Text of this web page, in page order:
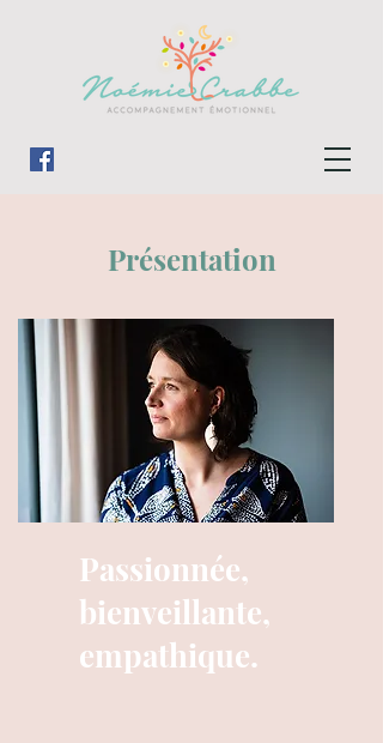
Présentation
Passionnée,
bienveillante,
empathique.